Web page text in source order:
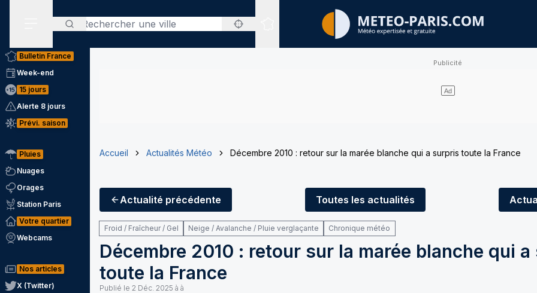
Rechercher
Sites expertisés
Bulletin France
Week-end
15 jours
Alerte 8 jours
Prévi. saison
Pluies
Nuages
Orages
Station Paris
Votre quartier
Webcams
Nos articles
X (Twitter)
Accueil Actualités Météo Décembre 2010 : retour sur la marée blanche qui a surpris toute la France
Actualité précédente Toutes les actualités
Froid / Fraîcheur / Gel Neige / Avalanche / Pluie verglaçante Chronique météo
Décembre 2010 : retour sur la marée blanche qui
toute la France
Publié le 2 Déc. 2025 à à